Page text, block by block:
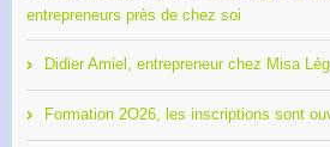
entrepreneurs près de chez soi
Didier Amiel, entrepreneur chez Misa
Formation 2O26, les inscriptions sont